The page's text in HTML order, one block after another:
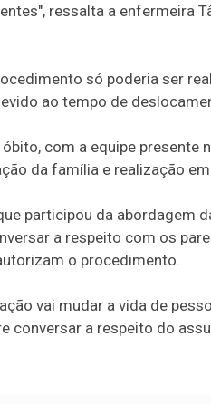
ressalta a enfermeira
só poderia ser
ao tempo de
com a equipe presente
da família e realização em
participou da abordagem
a respeito com os
o procedimento.
vai mudar a vida de
conversar a respeito do